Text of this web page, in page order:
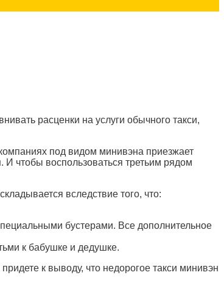
расценки на услуги обычного такси,
под видом минивэна приезжает
чтобы воспользоваться третьим рядом
вследствие того, что:
бустерами. Все дополнительное
к бабушке и дедушке.
к выводу, что недорогое такси минивэн